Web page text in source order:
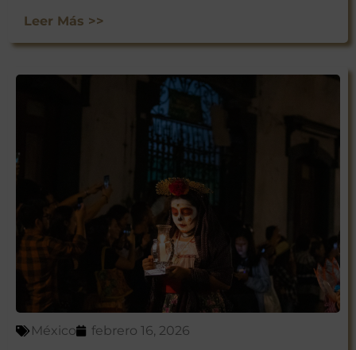
Leer Más >>
México febrero 16, 2026